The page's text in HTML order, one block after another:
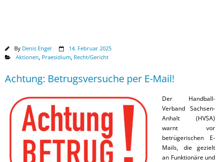
By Denis Engel
14. Februar 2025
Aktionen Praesidium Recht/Gericht
Achtung: Betrugsversuche per E-Mail!
Der Handball-
Verband Sachsen-
Anhalt (HVSA)
warnt vor
betrügerischen E-
Mails, die gezielt
an Funktionäre und